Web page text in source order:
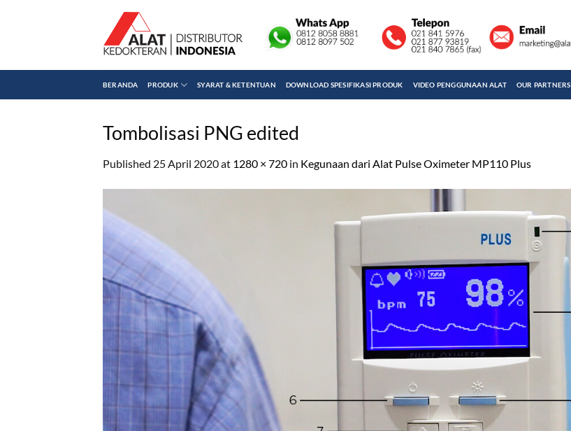
BERANDA PRODUK SYARAT & KETENTUAN DOWNLOAD SPESIFIKASI PRODUK VIDEO PENGGUNAAN ALAT OUR PARTNERS
Tombolisasi PNG edited
Published 25 April 2020at 1280 × 720 in Kegunaan dari Alat Pulse Oximeter MP110 Plus